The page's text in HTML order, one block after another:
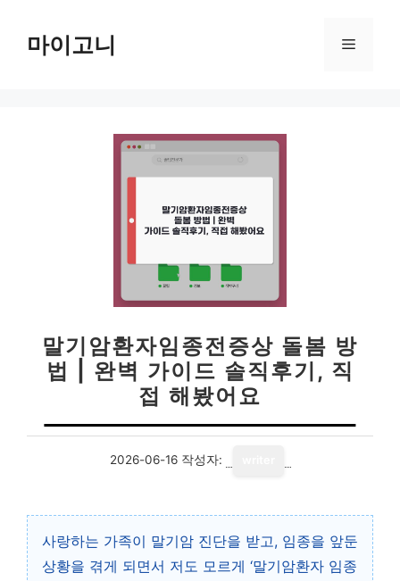
마이고니 메
말기암환자임종전증상 돌봄 방
법 | 완벽 가이드 솔직후기, 직
접 해봤어요
2026-06-16 작성자:
사랑하는 가족이 말기암 진단을 받고, 임종을 앞둔
상황을 겪게 되면서 저도 모르게 ‘말기암환자 임종